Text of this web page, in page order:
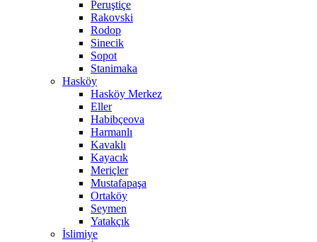
Peruştiçe
Rakovski
Rodop
Sinecik
Sopot
Stanimaka
Hasköy
Hasköy Merkez
Eller
Habibçeova
Harmanlı
Kavaklı
Kayacık
Meriçler
Mustafapaşa
Ortaköy
Seymen
Yatakçık
İslimiye